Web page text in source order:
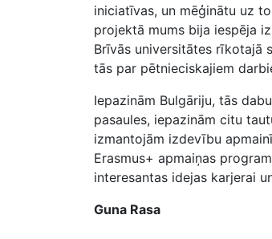
iniciatīvas, un mēģinātu uz
projektā mums bija iespēja
Brīvās universitātes rīkotajā
tās par pētnieciskajiem
Iepazinām Bulgāriju, tās
pasaules, iepazinām citu
izmantojām izdevību
Erasmus+ apmaiņas
interesantas idejas karjerai
Guna Rasa